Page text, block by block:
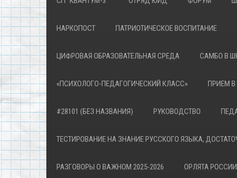
НАРКОПОСТ ПАТРИОТИЧЕСКОЕ ВОСПИТАНИЕ
ЦИФРОВАЯ ОБРАЗОВАТЕЛЬНАЯ СРЕДА САМБО В
«ПСИХОЛОГО-ПЕДАГОГИЧЕСКИЙ КЛАСС» ПРИЕМ В
#28101 (БЕЗ НАЗВАНИЯ) РУКОВОДСТВО
ТЕСТИРОВАНИЕ НА ЗНАНИЕ РУССКОГО ЯЗЫКА,
РАЗГОВОРЫ О ВАЖНОМ 2025-2026 ОРЛЯТА РОССИИ